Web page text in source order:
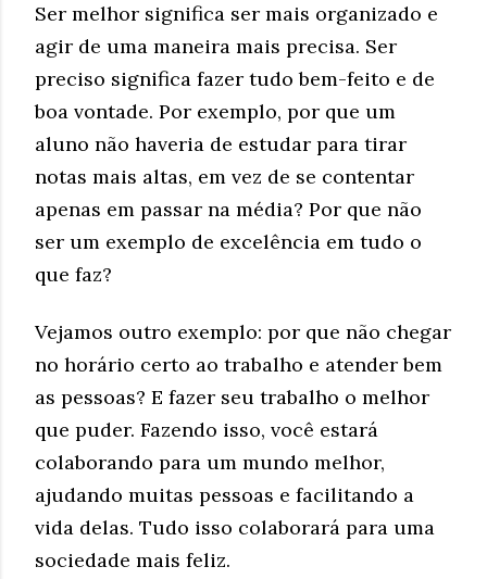
Ser melhor significa ser mais organizado e
agir de uma maneira mais precisa. Ser
preciso significa fazer tudo bem-feito e de
boa vontade. Por exemplo, por que um
aluno não haveria de estudar para tirar
notas mais altas, em vez de se contentar
apenas em passar na média? Por que não
ser um exemplo de excelência em tudo o
que faz?
Vejamos outro exemplo: por que não chegar
no horário certo ao trabalho e atender bem
as pessoas? E fazer seu trabalho o melhor
que puder. Fazendo isso, você estará
colaborando para um mundo melhor,
ajudando muitas pessoas e facilitando a
vida delas. Tudo isso colaborará para uma
sociedade mais feliz.